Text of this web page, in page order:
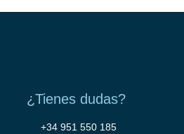
¿Tienes dudas?
+34 951 550 185